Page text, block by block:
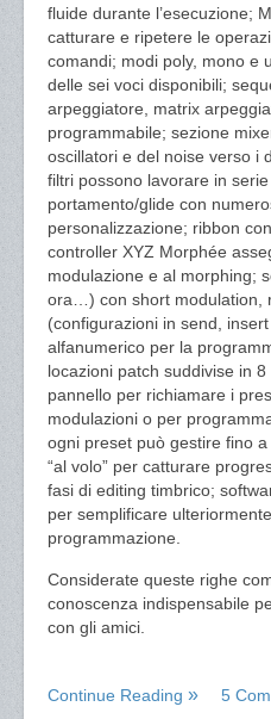
fluide durante l’esecuzione;
catturare e ripetere le
comandi; modi poly, mono e
delle sei voci disponibili;
arpeggiatore, matrix
programmabile; sezione
oscillatori e del noise verso i
filtri possono lavorare in
portamento/glide con
personalizzazione; ribbon
controller XYZ Morphée
modulazione e al morphing;
ora…) con short modulation,
(configurazioni in send,
alfanumerico per la
locazioni patch suddivise in
pannello per richiamare i
modulazioni o per
ogni preset può gestire fino
“al volo” per catturare
fasi di editing timbrico;
per semplificare
programmazione.
Considerate queste righe
conoscenza indispensabile
con gli amici.
Continue Reading 5